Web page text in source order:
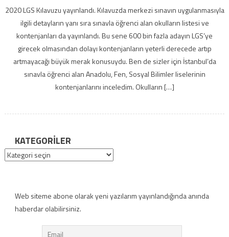
2020 LGS Kılavuzu yayınlandı. Kılavuzda merkezi sınavın uygulanmasıyla
ilgili detayların yanı sıra sınavla öğrenci alan okulların listesi ve
kontenjanları da yayınlandı. Bu sene 600 bin fazla adayın LGS’ye
girecek olmasından dolayı kontenjanların yeterli derecede artıp
artmayacağı büyük merak konusuydu. Ben de sizler için İstanbul’da
sınavla öğrenci alan Anadolu, Fen, Sosyal Bilimler liselerinin
kontenjanlarını inceledim. Okulların […]
KATEGORILER
Kategoriler
Web siteme abone olarak yeni yazılarım yayınlandığında anında
haberdar olabilirsiniz.